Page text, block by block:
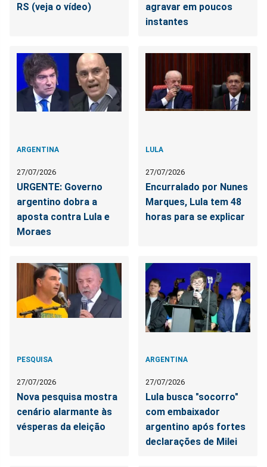
RS (veja o vídeo)
agravar em poucos
instantes
ARGENTINA
27/07/2026
URGENTE: Governo
argentino dobra a
aposta contra Lula e
Moraes
LULA
27/07/2026
Encurralado por Nunes
Marques, Lula tem 48
horas para se explicar
PESQUISA
27/07/2026
Nova pesquisa mostra
cenário alarmante às
vésperas da eleição
ARGENTINA
27/07/2026
Lula busca "socorro"
com embaixador
argentino após fortes
declarações de Milei